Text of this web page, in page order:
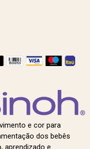
e cor para
dos bebês
aprendizado e